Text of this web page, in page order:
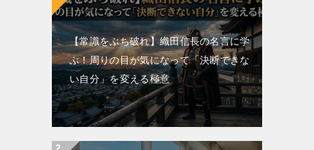
【常識をぶち破れ】織田信長の名言に学
ぶ！周りの目が気になって「決断できな
い自分」を変える極意